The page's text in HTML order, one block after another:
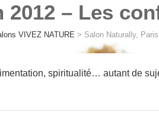
– Les
VIVEZ NATURE > Salon Naturally,
spiritualité… autant de